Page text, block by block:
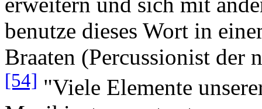
benutze dieses Wort in
Braaten (Percussionist der
[54] "Viele Elemente